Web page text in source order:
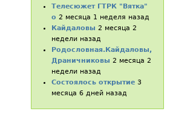
Телесюжет ГТРК "Вятка"
о 2 месяца 1 неделя назад
Кайдаловы 2 месяца 2
недели назад
Родословная.Кайдаловы,
Драничниковы 2 месяца 2
недели назад
Состоялось открытие 3
месяца 6 дней назад